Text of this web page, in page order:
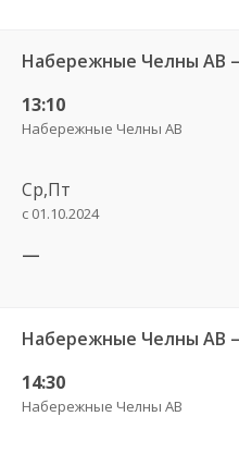
Набережные Челны АВ
13:10
Набережные Челны АВ
Ср,Пт
с 01.10.2024
—
Набережные Челны АВ
14:30
Набережные Челны АВ